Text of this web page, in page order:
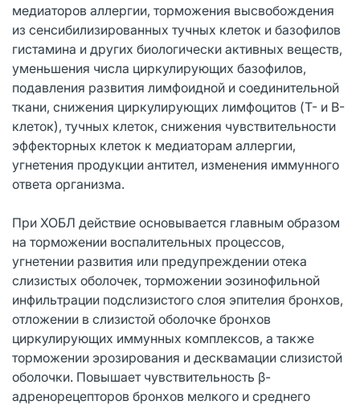
медиаторов аллергии, торможения высвобождения
из сенсибилизированных тучных клеток и базофилов
гистамина и других биологически активных веществ,
уменьшения числа циркулирующих базофилов,
подавления развития лимфоидной и соединительной
ткани, снижения циркулирующих лимфоцитов (T- и B-
клеток), тучных клеток, снижения чувствительности
эффекторных клеток к медиаторам аллергии,
угнетения продукции антител, изменения иммунного
ответа организма.
При ХОБЛ действие основывается главным образом
на торможении воспалительных процессов,
угнетении развития или предупреждении отека
слизистых оболочек, торможении эозинофильной
инфильтрации подслизистого слоя эпителия бронхов,
отложении в слизистой оболочке бронхов
циркулирующих иммунных комплексов, а также
торможении эрозирования и десквамации слизистой
оболочки. Повышает чувствительность β-
адренорецепторов бронхов мелкого и среднего